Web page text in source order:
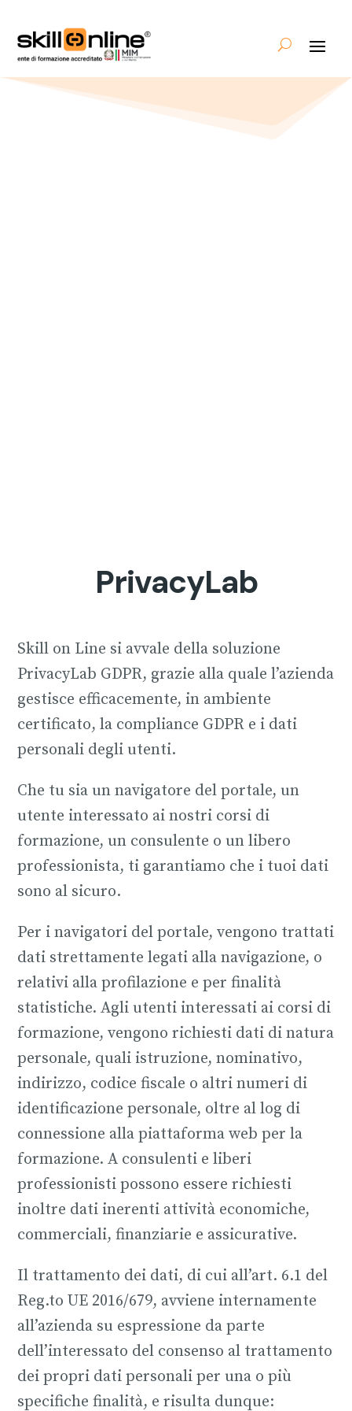
PrivacyLab
Skill on Line si avvale della soluzione
PrivacyLab GDPR, grazie alla quale l’azienda
gestisce efficacemente, in ambiente
certificato, la compliance GDPR e i dati
personali degli utenti.
Che tu sia un navigatore del portale, un
utente interessato ai nostri corsi di
formazione, un consulente o un libero
professionista, ti garantiamo che i tuoi dati
sono al sicuro.
Per i navigatori del portale, vengono trattati
dati strettamente legati alla navigazione, o
relativi alla profilazione e per finalità
statistiche. Agli utenti interessati ai corsi di
formazione, vengono richiesti dati di natura
personale, quali istruzione, nominativo,
indirizzo, codice fiscale o altri numeri di
identificazione personale, oltre al log di
connessione alla piattaforma web per la
formazione. A consulenti e liberi
professionisti possono essere richiesti
inoltre dati inerenti attività economiche,
commerciali, finanziarie e assicurative.
Il trattamento dei dati, di cui all’art. 6.1 del
Reg.to UE 2016/679, avviene internamente
all’azienda su espressione da parte
dell’interessato del consenso al trattamento
dei propri dati personali per una o più
specifiche finalità, e risulta dunque: